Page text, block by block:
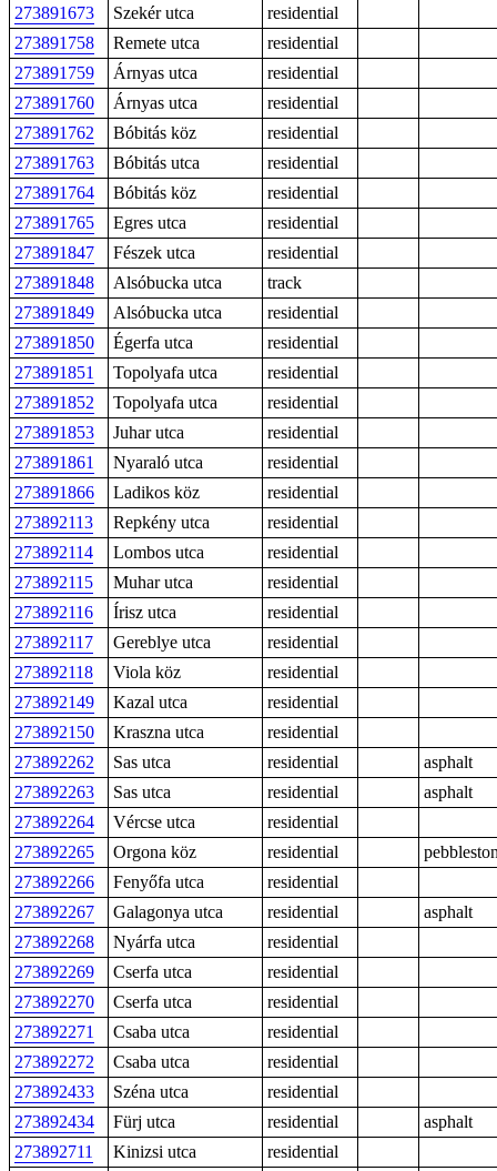
273891673
Szekér utca
residential
273891758
Remete utca
residential
273891759
Árnyas utca
residential
273891760
Árnyas utca
residential
273891762
Bóbitás köz
residential
273891763
Bóbitás utca
residential
273891764
Bóbitás köz
residential
273891765
Egres utca
residential
273891847
Fészek utca
residential
273891848
Alsóbucka utca
track
273891849
Alsóbucka utca
residential
273891850
Égerfa utca
residential
273891851
Topolyafa utca
residential
273891852
Topolyafa utca
residential
273891853
Juhar utca
residential
273891861
Nyaraló utca
residential
273891866
Ladikos köz
residential
273892113
Repkény utca
residential
273892114
Lombos utca
residential
273892115
Muhar utca
residential
273892116
Írisz utca
residential
273892117
Gereblye utca
residential
273892118
Viola köz
residential
273892149
Kazal utca
residential
273892150
Kraszna utca
residential
273892262
Sas utca residential
asphalt
273892263
Sas utca residential
asphalt
273892264
Vércse utca
residential
273892265
Orgona köz residential
273892266
Fenyőfa utca
residential
273892267
Galagonya utca residential
asphalt
273892268
Nyárfa utca
residential
273892269
Cserfa utca
residential
273892270
Cserfa utca
residential
273892271
Csaba utca
residential
273892272
Csaba utca
residential
273892433
Széna utca
residential
273892434
Fürj utca residential
asphalt
273892711
Kinizsi utca
residential